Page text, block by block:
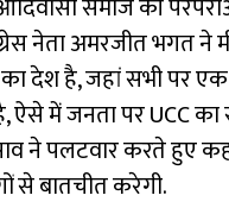
आदिवासी समाज की
नेता अमरजीत भगत ने
देश है, जहां सभी पर
ऐसे में जनता पर UCC
ने पलटवार करते हुए
से बातचीत करेगी.